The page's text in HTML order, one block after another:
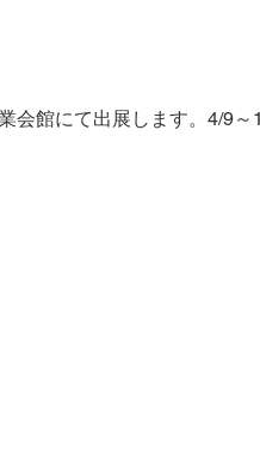
会館にて出展します。4/9～